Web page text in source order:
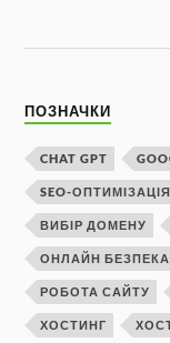
ПОЗНАЧКИ
CHAT GPT
SEO-ОПТИМІЗАЦІЯ
ВИБІР ДОМЕНУ
ОНЛАЙН БЕЗПЕКА
РОБОТА САЙТУ
ХОСТИНГ